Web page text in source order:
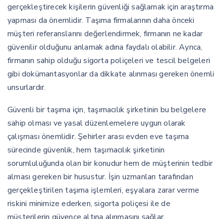
gerçekleştirecek kişilerin güvenliği sağlamak için araştırma
yapması da önemlidir. Taşıma firmalarının daha önceki
müşteri referanslarını değerlendirmek, firmanın ne kadar
güvenilir olduğunu anlamak adına faydalı olabilir. Ayrıca,
firmanın sahip olduğu sigorta poliçeleri ve tescil belgeleri
gibi dokümantasyonlar da dikkate alınması gereken önemli
unsurlardır.
Güvenli bir taşıma için, taşımacılık şirketinin bu belgelere
sahip olması ve yasal düzenlemelere uygun olarak
çalışması önemlidir. Şehirler arası evden eve taşıma
sürecinde güvenlik, hem taşımacılık şirketinin
sorumluluğunda olan bir konudur hem de müşterinin tedbir
alması gereken bir husustur. İşin uzmanları tarafından
gerçekleştirilen taşıma işlemleri, eşyalara zarar verme
riskini minimize ederken, sigorta poliçesi ile de